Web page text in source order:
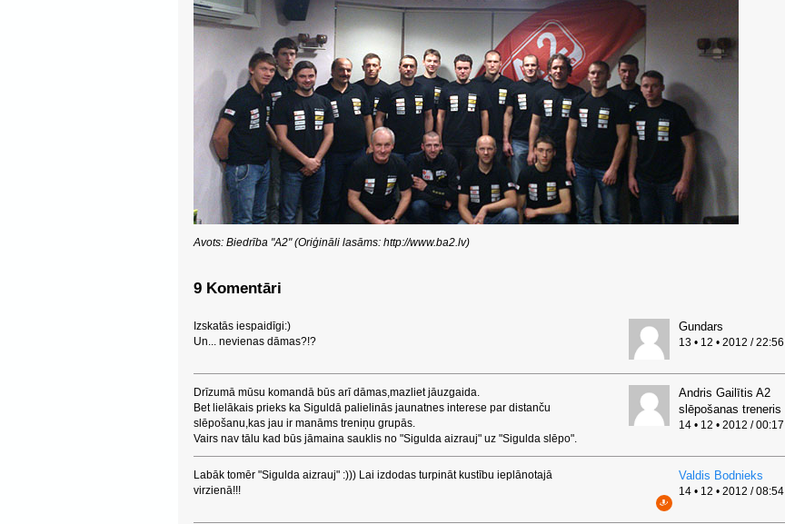
Avots: Biedrība "A2" (Oriģināli lasāms: http://www.ba2.lv)
9 Komentāri
Izskatās iespaidīgi:)
Un... nevienas dāmas?!?
Gundars
13 • 12 • 2012 / 22:56
Drīzumā mūsu komandā būs arī dāmas,mazliet jāuzgaida.
Bet lielākais prieks ka Siguldā palielinās jaunatnes interese par distanču
slēpošanu,kas jau ir manāms treniņu grupās.
Vairs nav tālu kad būs jāmaina sauklis no "Sigulda aizrauj" uz "Sigulda slēpo".
Andris Gailītis A2
slēpošanas treneris
14 • 12 • 2012 / 00:17
Labāk tomēr "Sigulda aizrauj" :))) Lai izdodas turpināt kustību ieplānotajā
virzienā!!!
Valdis Bodnieks
14 • 12 • 2012 / 08:54